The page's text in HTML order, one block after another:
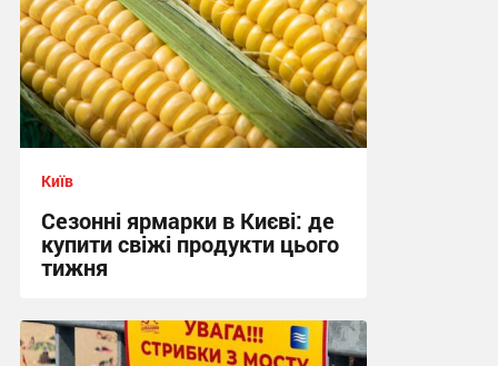
Київ
Сезонні ярмарки в Києві: де
купити свіжі продукти цього
тижня
13:28 сьогодні